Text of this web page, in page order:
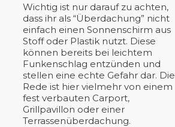
Wichtig ist nur darauf zu achten,
dass ihr als “Überdachung” nicht
einfach einen Sonnenschirm aus
Stoff oder Plastik nutzt. Diese
können bereits bei leichtem
Funkenschlag entzünden und
stellen eine echte Gefahr dar. Die
Rede ist hier vielmehr von einem
fest verbauten Carport,
Grillpavillon oder einer
Terrassenüberdachung.